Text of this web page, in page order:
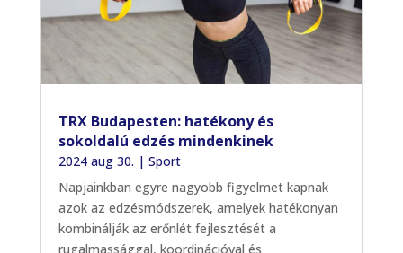
TRX Budapesten: hatékony és
sokoldalú edzés mindenkinek
2024 aug 30. | Sport
Napjainkban egyre nagyobb figyelmet kapnak
azok az edzésmódszerek, amelyek hatékonyan
kombinálják az erőnlét fejlesztését a
rugalmassággal, koordinációval és